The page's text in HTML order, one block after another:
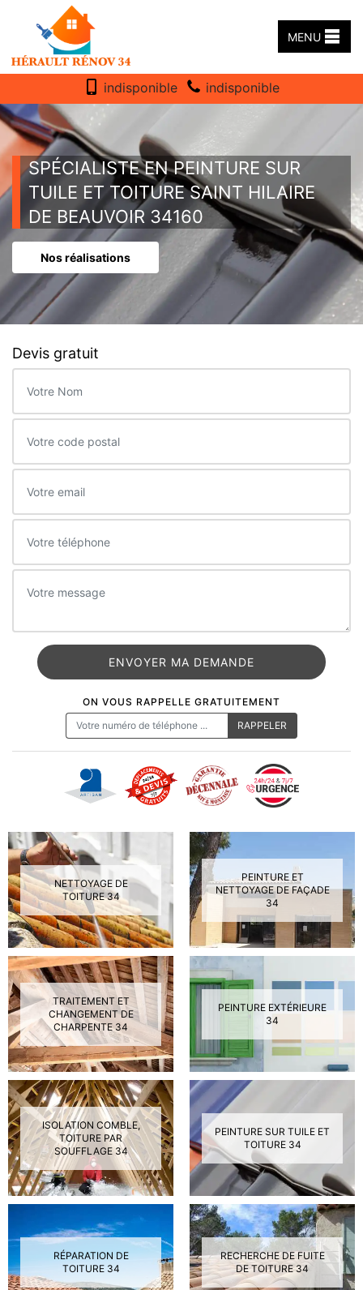
MENU
indisponible indisponible
SPÉCIALISTE EN PEINTURE SUR
TUILE ET TOITURE SAINT HILAIRE
DE BEAUVOIR 34160
Nos réalisations
Devis gratuit
ON VOUS RAPPELLE GRATUITEMENT
NETTOYAGE DE
TOITURE 34
PEINTURE ET
NETTOYAGE DE FAÇADE
34
TRAITEMENT ET
CHANGEMENT DE
CHARPENTE 34
PEINTURE EXTÉRIEURE
34
ISOLATION COMBLE,
TOITURE PAR
SOUFFLAGE 34
PEINTURE SUR TUILE ET
TOITURE 34
RÉPARATION DE
TOITURE 34
RECHERCHE DE FUITE
DE TOITURE 34